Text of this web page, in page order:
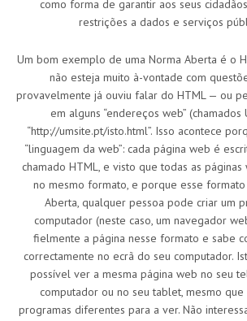
como forma de garantir aos seus
restrições a dados e serviços
Um bom exemplo de uma Norma Aberta é o
não esteja muito à-vontade com
provavelmente já ouviu falar do HTML — ou
em alguns “endereços web” (chamados
“http://umsite.pt/isto.html”. Isso acontece
“linguagem da web”: cada página web é
chamado HTML, e visto que todas as páginas
no mesmo formato, e porque esse
Aberta, qualquer pessoa pode criar um
computador (neste caso, um navegador
fielmente a página nesse formato e sabe
correctamente no ecrã do seu computador.
possível ver a mesma página web no seu
computador ou no seu tablet, mesmo que
programas diferentes para a ver. Não